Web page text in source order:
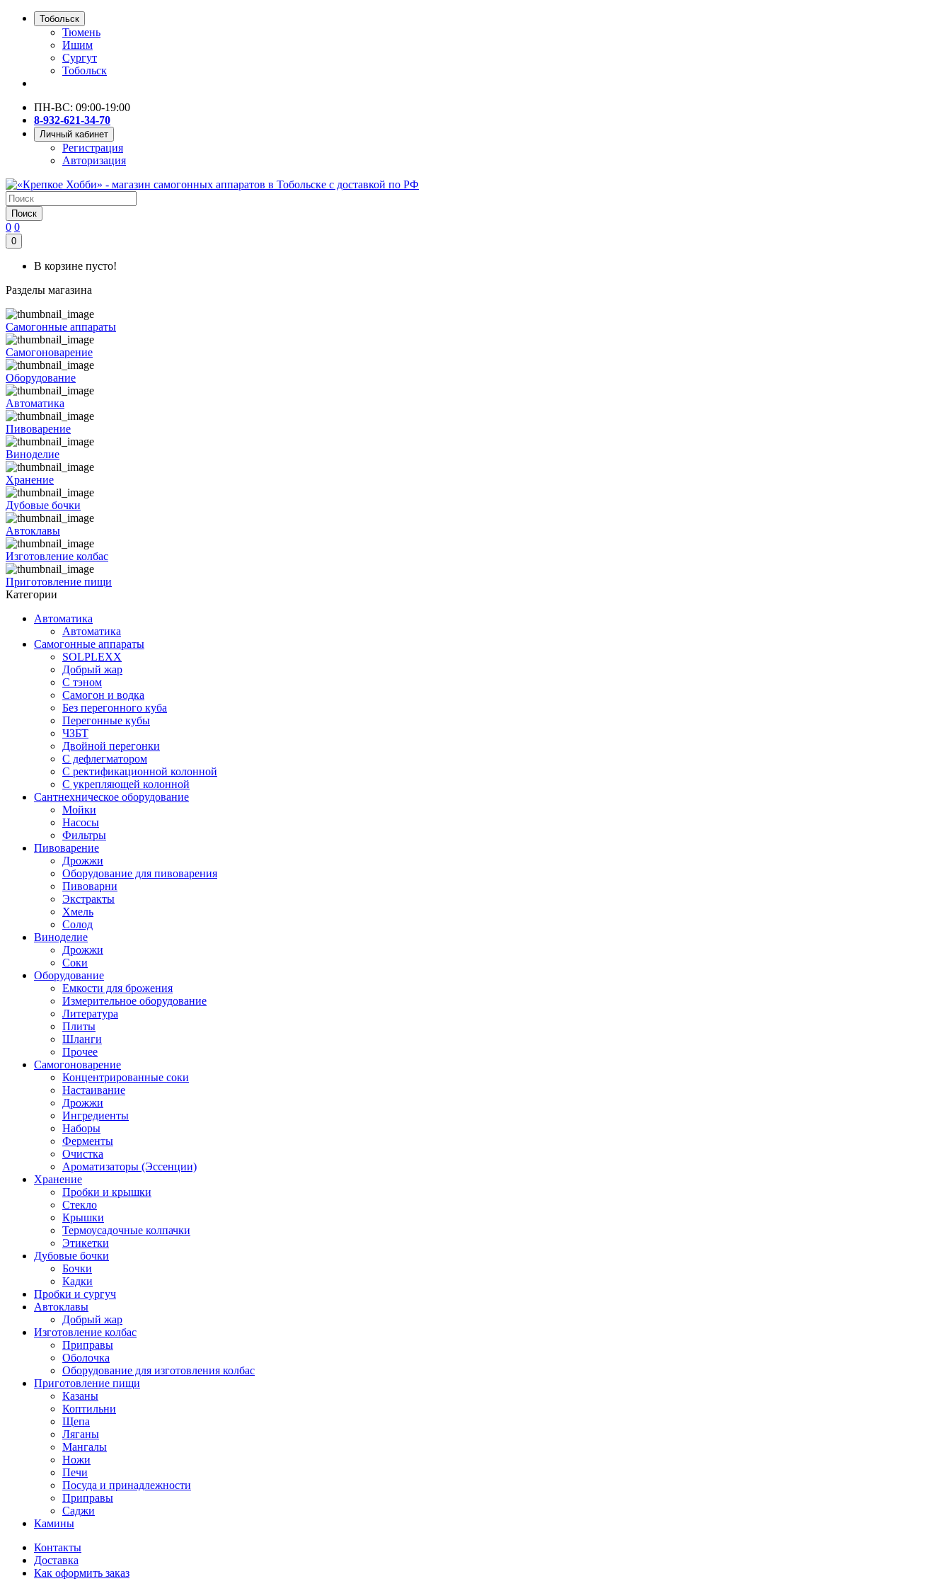
Тобольск
Тюмень
Ишим
Сургут
Тобольск
ПН-ВС: 09:00-19:00
8-932-621-34-70
Личный кабинет
Регистрация
Авторизация
Поиск
0 0
0
В корзине пусто!
Разделы магазина
Самогонные аппараты
Самогоноварение
Оборудование
Автоматика
Пивоварение
Виноделие
Хранение
Дубовые бочки
Автоклавы
Изготовление колбас
Приготовление пищи
Категории
Автоматика
Автоматика
Самогонные аппараты
SOLPLEXX
Добрый жар
С тэном
Самогон и водка
Без перегонного куба
Перегонные кубы
ЧЗБТ
Двойной перегонки
С дефлегматором
С ректификационной колонной
С укрепляющей колонной
Сантнехническое оборудование
Мойки
Насосы
Фильтры
Пивоварение
Дрожжи
Оборудование для пивоварения
Пивоварни
Экстракты
Хмель
Солод
Виноделие
Дрожжи
Соки
Оборудование
Емкости для брожения
Измерительное оборудование
Литература
Плиты
Шланги
Прочее
Самогоноварение
Концентрированные соки
Настаивание
Дрожжи
Ингредиенты
Наборы
Ферменты
Очистка
Ароматизаторы (Эссенции)
Хранение
Пробки и крышки
Стекло
Крышки
Термоусадочные колпачки
Этикетки
Дубовые бочки
Бочки
Кадки
Пробки и сургуч
Автоклавы
Добрый жар
Изготовление колбас
Приправы
Оболочка
Оборудование для изготовления колбас
Приготовление пищи
Казаны
Коптильни
Щепа
Ляганы
Мангалы
Ножи
Печи
Посуда и принадлежности
Приправы
Саджи
Камины
Контакты
Доставка
Как оформить заказ